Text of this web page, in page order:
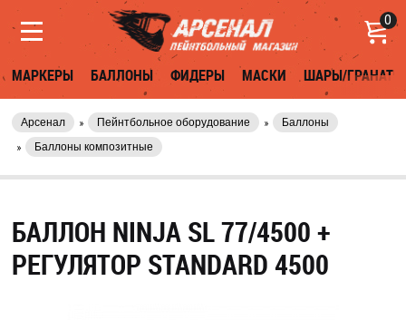
0
МАРКЕРЫ БАЛЛОНЫ ФИДЕРЫ МАСКИ ШАРЫ/ГРАНАТЫ
Арсенал Пейнтбольное оборудование
Баллоны
Баллоны композитные
БАЛЛОН NINJA SL 77/4500 +
РЕГУЛЯТОР STANDARD 4500